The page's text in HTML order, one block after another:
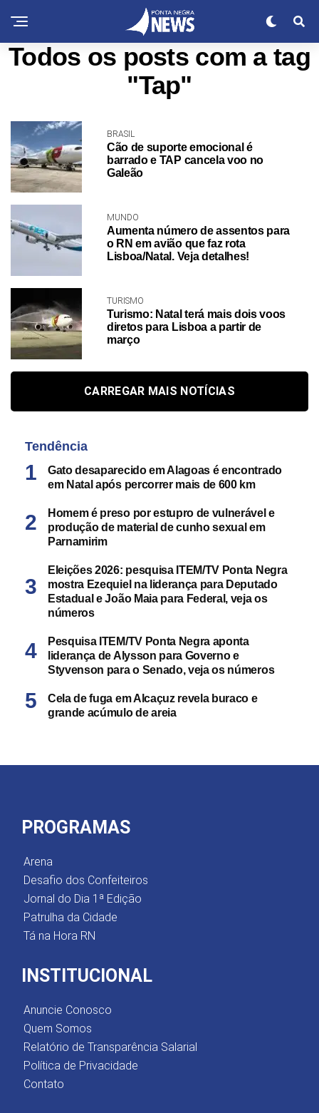
Todos os posts com a tag
"Tap"
BRASIL
Cão de suporte emocional é
barrado e TAP cancela voo no
Galeão
MUNDO
Aumenta número de assentos para
o RN em avião que faz rota
Lisboa/Natal. Veja detalhes!
TURISMO
Turismo: Natal terá mais dois voos
diretos para Lisboa a partir de
março
CARREGAR MAIS NOTÍCIAS
Tendência
Gato desaparecido em Alagoas é encontrado
em Natal após percorrer mais de 600 km
Homem é preso por estupro de vulnerável e
produção de material de cunho sexual em
Parnamirim
Eleições 2026: pesquisa ITEM/TV Ponta Negra
mostra Ezequiel na liderança para Deputado
Estadual e João Maia para Federal, veja os
números
Pesquisa ITEM/TV Ponta Negra aponta
liderança de Alysson para Governo e
Styvenson para o Senado, veja os números
Cela de fuga em Alcaçuz revela buraco e
grande acúmulo de areia
PROGRAMAS
Arena
Desafio dos Confeiteiros
Jornal do Dia 1ª Edição
Patrulha da Cidade
Tá na Hora RN
INSTITUCIONAL
Anuncie Conosco
Quem Somos
Relatório de Transparência Salarial
Política de Privacidade
Contato